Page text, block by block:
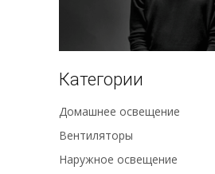
Категории
Домашнее освещение
Вентиляторы
Наружное освещение